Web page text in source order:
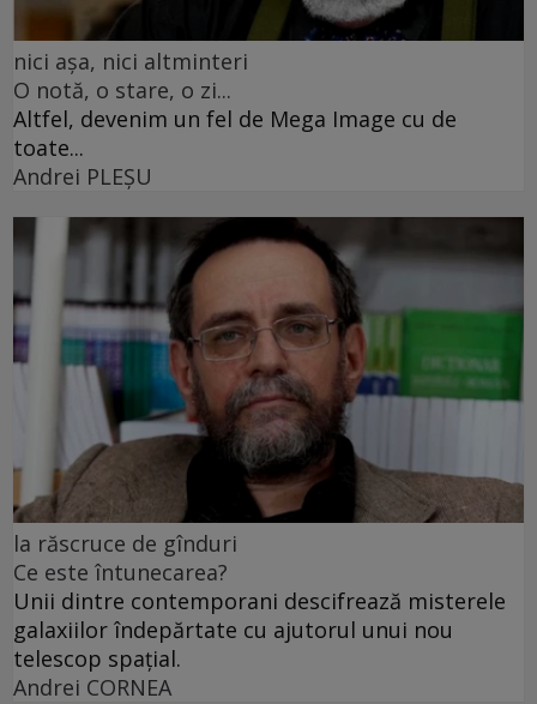
nici așa, nici altminteri
O notă, o stare, o zi...
Altfel, devenim un fel de Mega Image cu de
toate...
Andrei PLEŞU
la răscruce de gînduri
Ce este întunecarea?
Unii dintre contemporani descifrează misterele
galaxiilor îndepărtate cu ajutorul unui nou
telescop spațial.
Andrei CORNEA